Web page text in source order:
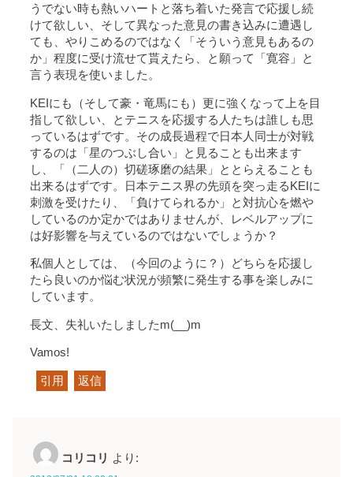
うでない時も熱いハートと落ち着いた発言で応援し続
けて欲しい、そして異なった意見の書き込みに遭遇し
ても、やりこめるのではなく「そういう意見もあるの
か」程度に受け流せて貰えたら、と願って「寛容」と
言う表現を使いました。
KEIにも（そして豪・竜馬にも）更に強くなって上を目
指して欲しい、とテニスを応援する人たちは誰しも思
っているはずです。その成長過程で日本人同士が対戦
するのは「星のつぶし合い」と見ることも出来ます
し、「（二人の）切磋琢磨の結果」ととらえることも
出来るはずです。日本テニス界の先頭を突っ走るKEIに
刺激を受けたり、「負けてられるか」と対抗心を燃や
しているのか定かではありませんが、レベルアップに
は好影響を与えているのではないでしょうか？
私個人としては、（今回のように？）どちらを応援し
たら良いのか悩む状況が頻繁に発生する事を楽しみに
しています。
長文、失礼いたしましたm(__)m
Vamos!
引用 返信
コリコリ より: